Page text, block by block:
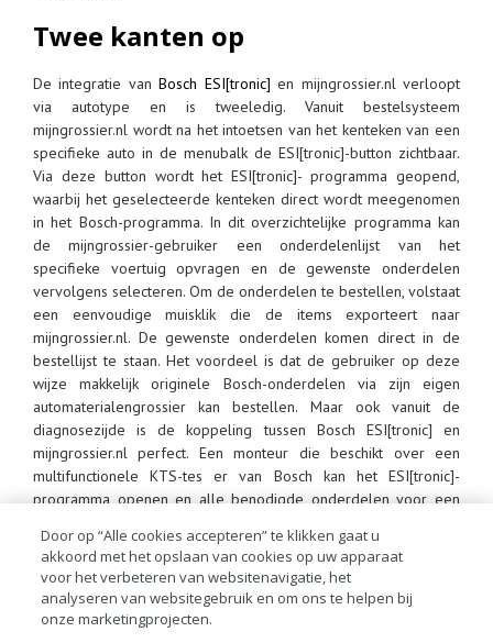
Twee kanten op
De integratie vanBosch ESI[tronic] en mijngrossier.nl verloopt
via autotype en is tweeledig. Vanuit bestelsysteem
mijngrossier.nl wordt na het intoetsen van het kenteken van een
specifieke auto in de menubalk de ESI[tronic]-button zichtbaar.
Via deze button wordt het ESI[tronic]- programma geopend,
waarbij het geselecteerde kenteken direct wordt meegenomen
in het Bosch-programma. In dit overzichtelijke programma kan
de mijngrossier-gebruiker een onderdelenlijst van het
specifieke voertuig opvragen en de gewenste onderdelen
vervolgens selecteren. Om de onderdelen te bestellen, volstaat
een eenvoudige muisklik die de items exporteert naar
mijngrossier.nl. De gewenste onderdelen komen direct in de
bestellijst te staan. Het voordeel is dat de gebruiker op deze
wijze makkelijk originele Bosch-onderdelen via zijn eigen
automaterialengrossier kan bestellen. Maar ook vanuit de
diagnosezijde is de koppeling tussen Bosch ESI[tronic] en
mijngrossier.nl perfect. Een monteur die beschikt over een
multifunctionele KTS-tes er van Bosch kan het ESI[tronic]-
programma openen en alle benodigde onderdelen voor een
doorgezonden naar mijngrossier.nl. Een belangrijk pluspunt
hiervan is dat de monteur dan ook meteen andere onderdelen
van mijngrossier.nl aan de bestellijst kan toevoegen. Uiteraard
wordt ook hier de volledige bestelling doorgestuurd naar de
Door op “Alle cookies accepteren” te klikken gaat u
akkoord met het opslaan van cookies op uw apparaat
voor het verbeteren van websitenavigatie, het
analyseren van websitegebruik en om ons te helpen bij
onze marketingprojecten.